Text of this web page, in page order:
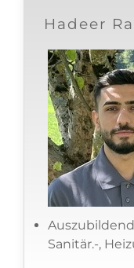
Hadeer
Sanitär.-,